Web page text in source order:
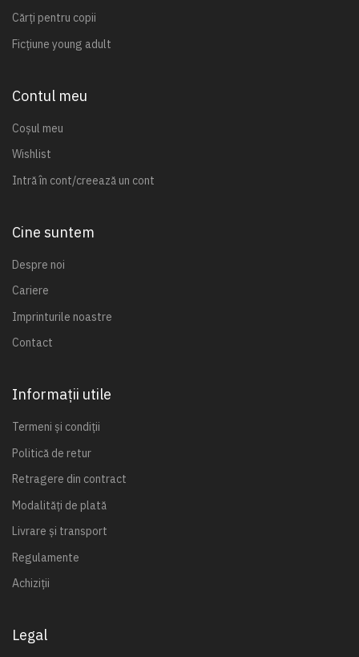
Cărți pentru copii
Ficțiune young adult
Contul meu
Coșul meu
Wishlist
Intră în cont/creează un cont
Cine suntem
Despre noi
Cariere
Imprinturile noastre
Contact
Informații utile
Termeni și condiții
Politică de retur
Retragere din contract
Modalități de plată
Livrare și transport
Regulamente
Achiziții
Legal